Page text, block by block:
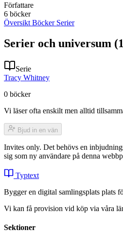
Författare
6 böcker
Översikt Böcker Serier
Serier och universum
Serie
Tracy Whitney
0 böcker
Vi läser ofta enskilt men alltid
Bjud in en vän
Invites only. Det behövs en
sig som ny användare på denna
Typtext
Bygger en digital samlingsplats plats
Vi kan få provision vid köp via våra
Sektioner